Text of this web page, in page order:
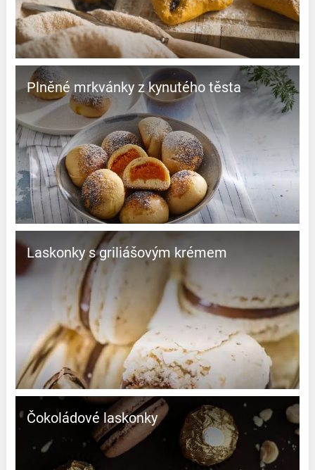
Plněné mrkvánky z kynutého těsta
Laskonky s griliášovým krémem
Čokoládové laskonky